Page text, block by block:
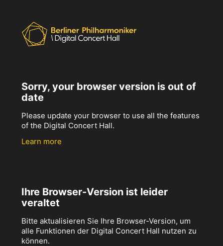
Sorry, your browser version is out of
date
Please update your browser to use all the features
of the Digital Concert Hall.
Learn more
Ihre Browser-Version ist leider
veraltet
Bitte aktualisieren Sie Ihre Browser-Version, um
alle Funktionen der Digital Concert Hall nutzen zu
können.